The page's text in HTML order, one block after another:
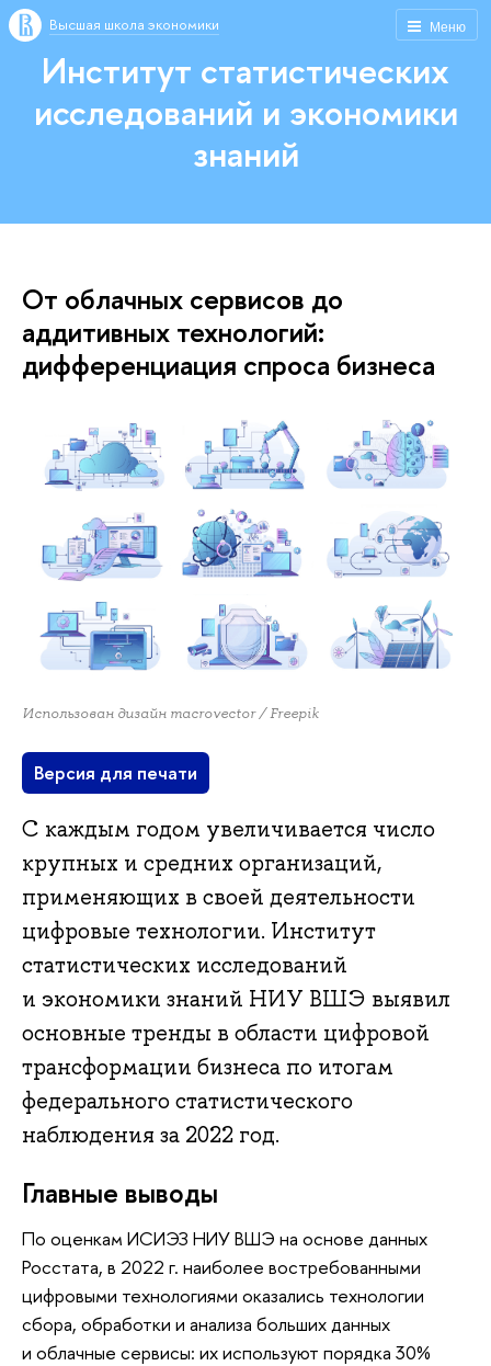
Меню
Высшая школа экономики
Институт статистических
исследований и экономики
знаний
От облачных сервисов до
аддитивных технологий:
дифференциация спроса бизнеса
Использован дизайн macrovector / Freepik
Версия для печати
С каждым годом увеличивается число
крупных и средних организаций,
применяющих в своей деятельности
цифровые технологии. Институт
статистических исследований
и экономики знаний НИУ ВШЭ выявил
основные тренды в области цифровой
трансформации бизнеса по итогам
федерального статистического
наблюдения за 2022 год.
Главные выводы
По оценкам ИСИЭЗ НИУ ВШЭ на основе данных
Росстата, в 2022 г. наиболее востребованными
цифровыми технологиями оказались технологии
сбора, обработки и анализа больших данных
и облачные сервисы: их используют порядка 30%